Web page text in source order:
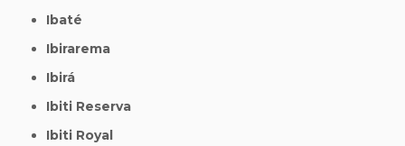
Ibaté
Ibirarema
Ibirá
Ibiti Reserva
Ibiti Royal